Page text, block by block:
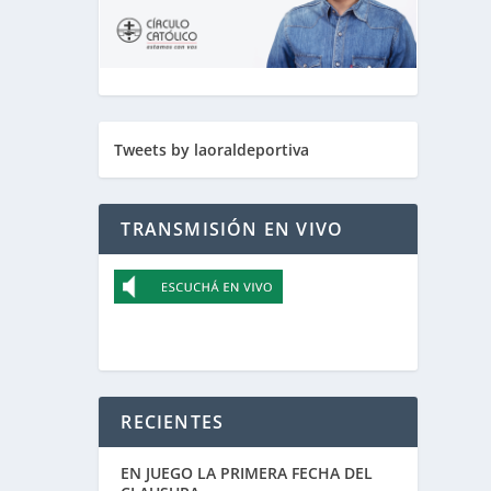
Tweets by laoraldeportiva
TRANSMISIÓN EN VIVO
RECIENTES
EN JUEGO LA PRIMERA FECHA DEL